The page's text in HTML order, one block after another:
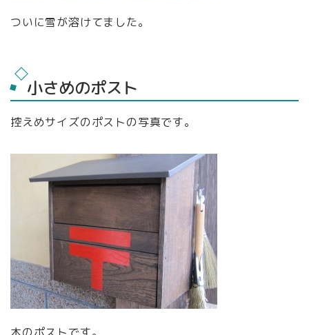
ついに雪が溶けてました。
小さめのポスト
控えめサイズのポストの写真です。